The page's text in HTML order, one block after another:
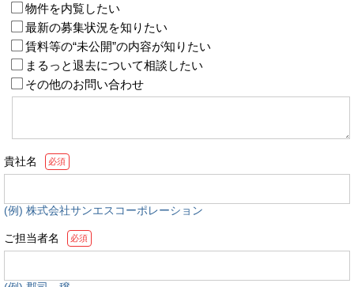
物件を内覧したい
最新の募集状況を知りたい
賃料等の“未公開”の内容が知りたい
まるっと退去について相談したい
その他のお問い合わせ
貴社名 必須
(例) 株式会社サンエスコーポレーション
ご担当者名 必須